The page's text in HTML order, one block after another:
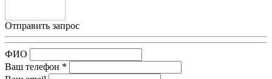
Отправить запрос
ФИО
Ваш телефон *